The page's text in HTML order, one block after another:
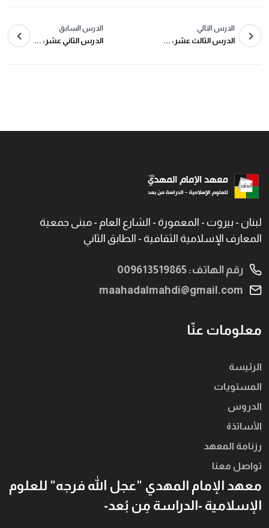
الدرس التالي
الدرس الثالث عشر: ...
الدرس السابق
الدرس الثاني عشر: ...
لبنان - بيروت - المعمورة - الشارع العام - مبنى جمعية
المعارف الإسلامية الثقافية - الطابق الثاني
رقم الهاتف: 009613519865
maahadalmahdi@gmail.com
معلومات عنّا
الرئيسة
المستويات
الدروس
الأساتذة
رزنامة المعهد
تواصل معنا
معهد الإمام المهدي "عجل الله فرجه" للعلوم
الإسلامية -الدراسة مِن بُعد-